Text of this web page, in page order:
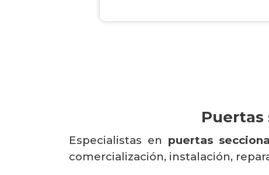
Puertas
Especialistas en puertas
comercialización, instalación,